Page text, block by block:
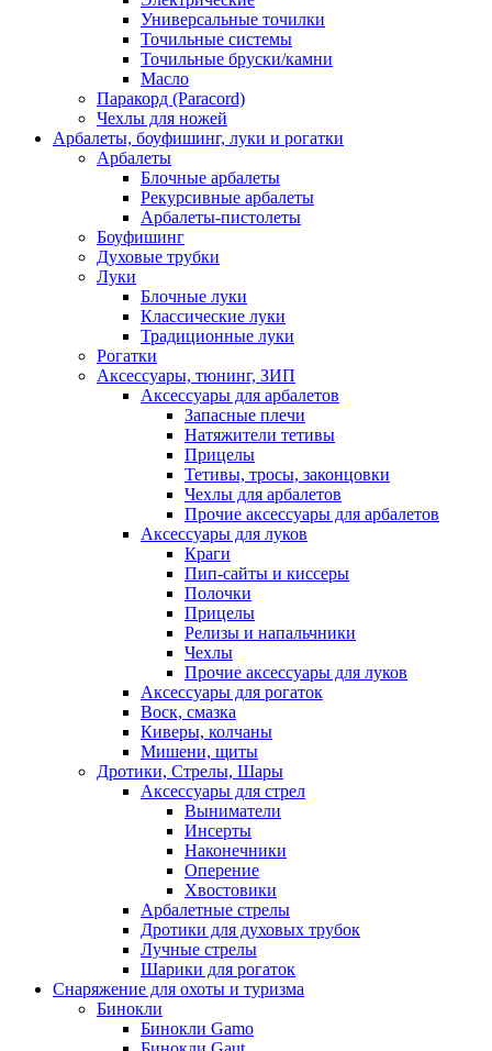
Универсальные точилки
Точильные системы
Точильные бруски/камни
Масло
Паракорд (Paracord)
Чехлы для ножей
Арбалеты, боуфишинг, луки и рогатки
Арбалеты
Блочные арбалеты
Рекурсивные арбалеты
Арбалеты-пистолеты
Боуфишинг
Духовые трубки
Луки
Блочные луки
Классические луки
Традиционные луки
Рогатки
Аксессуары, тюнинг, ЗИП
Аксессуары для арбалетов
Запасные плечи
Натяжители тетивы
Прицелы
Тетивы, тросы, законцовки
Чехлы для арбалетов
Прочие аксессуары для арбалетов
Аксессуары для луков
Краги
Пип-сайты и киссеры
Полочки
Прицелы
Релизы и напальчники
Чехлы
Прочие аксессуары для луков
Аксессуары для рогаток
Воск, смазка
Киверы, колчаны
Мишени, щиты
Дротики, Стрелы, Шары
Аксессуары для стрел
Выниматели
Инсерты
Наконечники
Оперение
Хвостовики
Арбалетные стрелы
Дротики для духовых трубок
Лучные стрелы
Шарики для рогаток
Снаряжение для охоты и туризма
Бинокли
Бинокли Gamo